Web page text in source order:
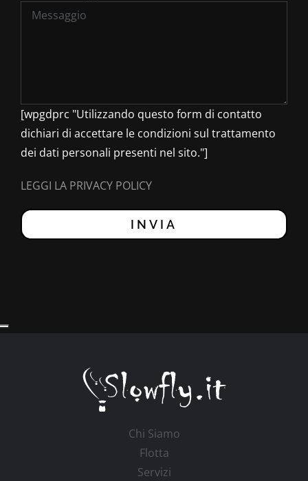
[wpgdprc "Utilizzando questo form di contatto
dichiari di accettare le condizioni sul trattamento
dei dati personali presenti nel sito."]
LEGGI LA PRIVACY POLICY
Chi Siamo
Flotta
Servizi